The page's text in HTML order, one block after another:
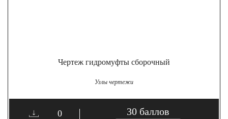
Чертеж гидромуфты сборочный
Узлы чертежи
0
30 баллов